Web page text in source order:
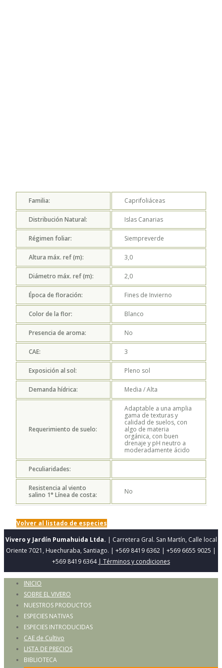
Familia: Caprifoliáceas
Distribución Natural: Islas Canarias
Régimen foliar: Siempreverde
Altura máx. ref (m): 3,0
Diámetro máx. ref (m): 2,0
Época de floración: Fines de Invierno
Color de la flor: Blanco
Presencia de aroma: No
CAE: 3
Exposición al sol: Pleno sol
Demanda hídrica: Media / Alta
Requerimiento de suelo:
Adaptable a una amplia
gama de texturas y
calidad de suelos, con
algo de materia
orgánica, con buen
drenaje y pH neutro a
moderadamente ácido
Peculiaridades:
Resistencia al viento
salino 1° Línea de costa:
No
Volver al listado de especies
Vivero y Jardín Pumahuida Ltda. | Carretera Gral. San Martín, Calle local
Oriente 7021, Huechuraba, Santiago. | +569 8419 6362 | +569 6655 9025 |
+569 8419 6364 | Términos y condiciones
INICIO
SOBRE EL VIVERO
NUESTROS PRODUCTOS
ESPECIES NATIVAS
ESPECIES INTRODUCIDAS
CAE de Cultivo
LISTA DE PRECIOS
BIBLIOTECA